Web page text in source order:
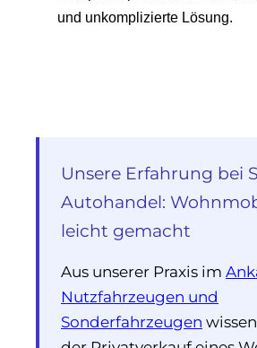
und unkomplizierte Lösung.
Unsere Erfahrung bei
Autohandel:
leicht gemacht
Aus unserer Praxis im
Nutzfahrzeugen und
Sonderfahrzeugen